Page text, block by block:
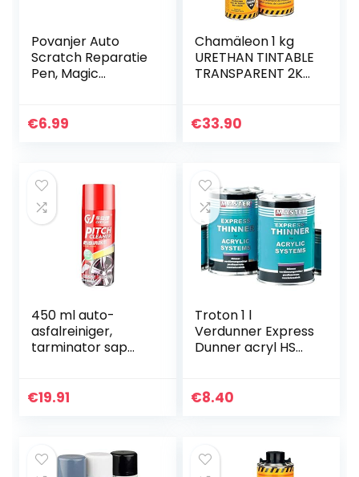
Povanjer Auto
Scratch Reparatie
Pen, Magic
Auto Lakwerk
€6.99
Chamäleon 1 kg
URETHAN TINTABLE
TRANSPARENT 2K
Truck Bed Liner
€33.90
450 ml auto-
asfalreiniger,
tarminator sap
reinigingsmiddel
€19.91
Troton 1 l
Verdunner Express
Dunner acryl HS
€8.40